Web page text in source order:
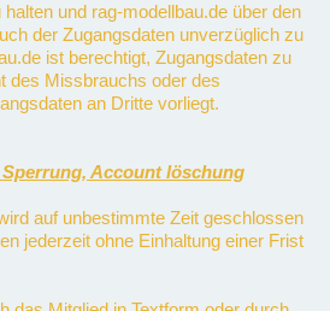
und rag-modellbau.de über den
der Zugangsdaten unverzüglich zu
ist berechtigt, Zugangsdaten zu
des Missbrauchs oder des
an Dritte vorliegt.
Account löschung
auf unbestimmte Zeit geschlossen
jederzeit ohne Einhaltung einer Frist